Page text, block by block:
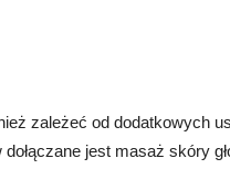
zależeć od dodatkowych
dołączane jest masaż skóry